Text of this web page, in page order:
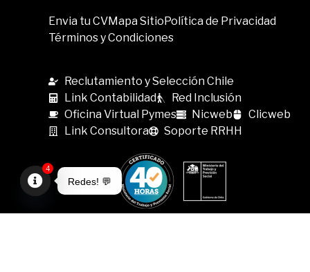
Envia tu CVMapa SitioPolítica de Privacidad
Términos y Condiciones
Reclutamiento y Selección Chile
Link Contabilidad
Red Inclusión
Oficina Virtual Pymes
Nicweb
Clicweb
Link Consultora
Soporte RRHH
Redes! 💬
4